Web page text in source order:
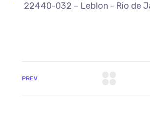
22440-032 – Leblon - Rio de
PREV